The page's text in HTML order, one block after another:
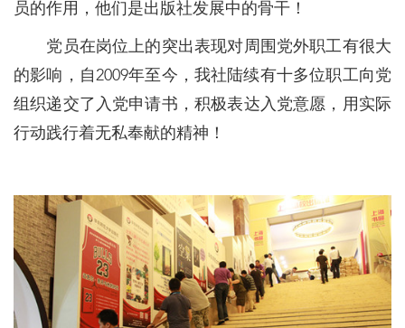
员的作用，他们是出版社发展中的骨干！
党员在岗位上的突出表现对周围党外职工有很大
的影响，自2009年至今，我社陆续有十多位职工向党
组织递交了入党申请书，积极表达入党意愿，用实际
行动践行着无私奉献的精神！